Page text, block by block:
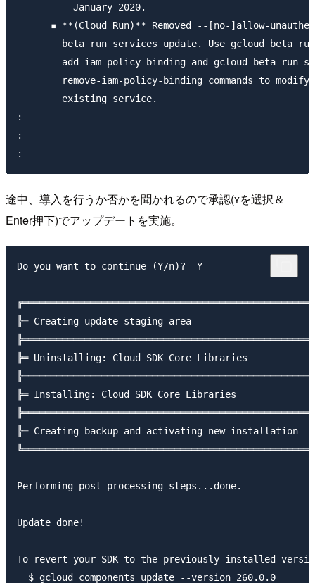
          January 2020.
▪ **(Cloud Run)** Removed --[no-]allow-
beta run services update. Use gcloud beta
add-iam-policy-binding and gcloud beta run
remove-iam-policy-binding commands to modify
        existing service.
:
:
途中、導入を行うか否かを聞かれるので承認(Yを選択＆
Enter押下)でアップデートを実施。
Do you want to continue (Y/n)?  Y
╠═ Creating update staging area
╠═ Uninstalling: Cloud SDK Core Libraries
╠═ Installing: Cloud SDK Core Libraries
╠═ Creating backup and activating new
Performing
Update done!
To revert your SDK to the previously installed